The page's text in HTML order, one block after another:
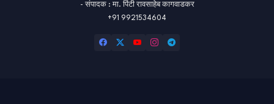
- संपादक : मा. पिंटी रावसाहेब कागवाडकर
+91 9921534604